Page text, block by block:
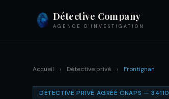
Détective Company
AGENCE D'INVESTIGATION
Accueil › Détective privé › Frontignan
DÉTECTIVE PRIVÉ AGRÉÉ CNAPS — 34110